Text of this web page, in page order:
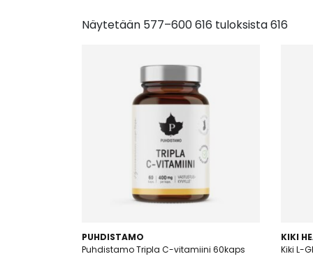
Näytetään 577–600 616 tuloksista 616
PUHDISTAMO
Puhdistamo Tripla C-vitamiini 60kaps
KIKI
Kiki L-